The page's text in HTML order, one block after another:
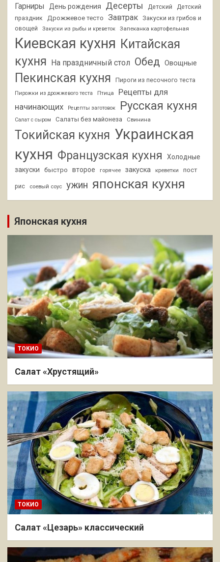
Гарниры День рождения Десерты Детский
Детский
праздник
Дрожжевое тесто Завтрак
Закуски из грибов и
овощей
Закуски из рыбы и креветок Запеканка картофельная
Киевская кухня Китайская
кухня На праздничный стол Обед Овощные
Пекинская кухня Пироги из песочного теста
Пирожки из дрожжевого теста Птица
Рецепты для
начинающих
Рецепты заготовок Русская кухня
Салат с сыром Салаты без майонеза Свинина
Токийская кухня Украинская
кухня Французская кухня
Холодные
закуски
быстро второе горячее закуска креветки пост
рис соевый соус ужин японская кухня
Японская кухня
ТОКИО
Салат «Хрустящий»
ТОКИО
Салат «Цезарь» классический